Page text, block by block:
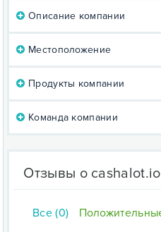
Описание компании
Местоположение
Продукты компании
Команда компании
Отзывы о cashalot.io
Все (0)